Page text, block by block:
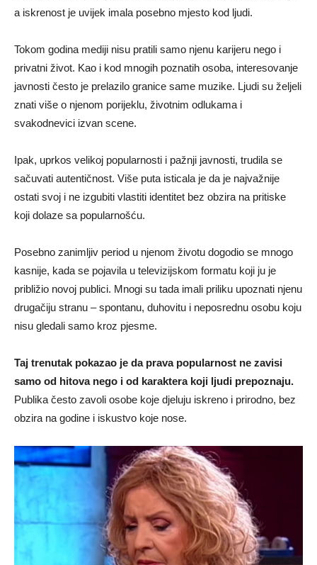
a iskrenost je uvijek imala posebno mjesto kod ljudi.
Tokom godina mediji nisu pratili samo njenu karijeru nego i
privatni život. Kao i kod mnogih poznatih osoba, interesovanje
javnosti često je prelazilo granice same muzike. Ljudi su željeli
znati više o njenom porijeklu, životnim odlukama i
svakodnevici izvan scene.
Ipak, uprkos velikoj popularnosti i pažnji javnosti, trudila se
sačuvati autentičnost. Više puta isticala je da je najvažnije
ostati svoj i ne izgubiti vlastiti identitet bez obzira na pritiske
koji dolaze sa popularnošću.
Posebno zanimljiv period u njenom životu dogodio se mnogo
kasnije, kada se pojavila u televizijskom formatu koji ju je
približio novoj publici. Mnogi su tada imali priliku upoznati njenu
drugačiju stranu – spontanu, duhovitu i neposrednu osobu koju
nisu gledali samo kroz pjesme.
Taj trenutak pokazao je da prava popularnost ne zavisi
samo od hitova nego i od karaktera koji ljudi prepoznaju.
Publika često zavoli osobe koje djeluju iskreno i prirodno, bez
obzira na godine i iskustvo koje nose.